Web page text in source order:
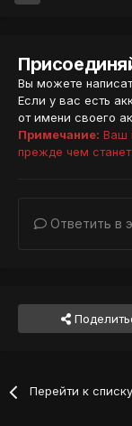
Вы можете
Если у вас есть
от имени своего
Примечание: Ваш
прежде чем
Ответить в
Перейти к